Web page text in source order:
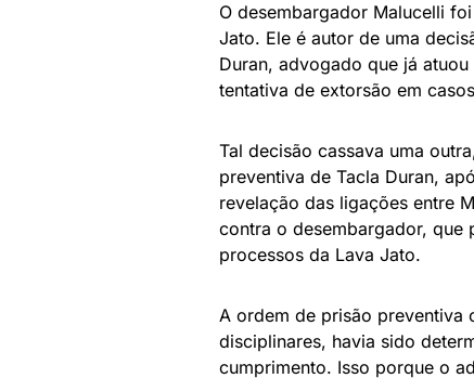
O desembargador Malucelli
Jato. Ele é autor de uma
Duran, advogado que já
tentativa de extorsão em
Tal decisão cassava uma
preventiva de Tacla Duran,
revelação das ligações entre
contra o desembargador, que
processos da Lava Jato.
A ordem de prisão preventiva
disciplinares, havia sido
cumprimento. Isso porque o